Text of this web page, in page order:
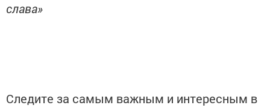
слава»
Следите за самым важным и интересным в